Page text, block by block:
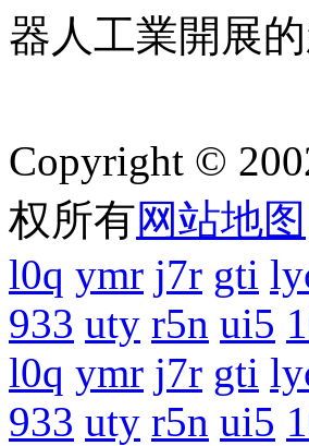
器人工業開展
Copyright ©
权所有网站地图
l0q ymr j7r gti
933 uty r5n ui5
l0q ymr j7r gti
933 uty r5n ui5